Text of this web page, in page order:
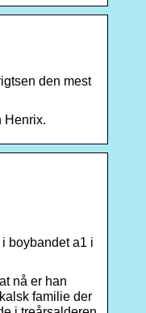
den mest
Henrix.
boybandet a1 i
nå er han
familie der